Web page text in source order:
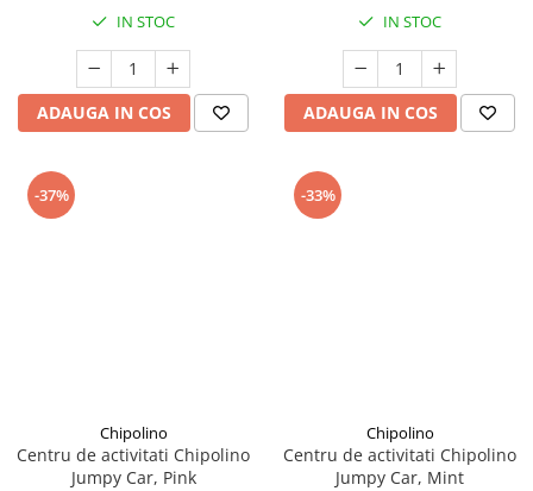
IN STOC
ADAUGA IN COS
IN STOC
ADAUGA IN COS
-37%
Chipolino
Centru de activitati Chipolino
Jumpy Car, Pink
-33%
Chipolino
Centru de activitati Chipolino
Jumpy Car, Mint